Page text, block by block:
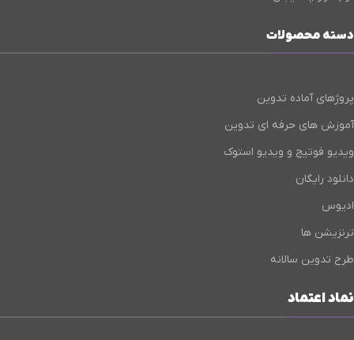
دسته محصولات
پروژهای آماده تدوین
آموزش های حرفه ای تدوین
ویدیو فوتیج و ویدیو استوک
دانلود رایگان
ادیوس
ترنزیشن ها
طرح تدوین سالانه
نماد اعتماد